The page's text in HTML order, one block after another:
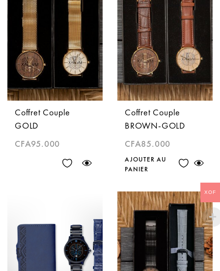
Coffret Couple
GOLD
CFA95.000
Coffret Couple
BROWN-GOLD
CFA85.000
AJOUTER AU
PANIER
XOF